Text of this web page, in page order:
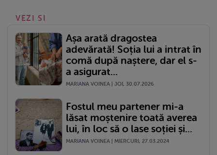
VEZI SI
Așa arată dragostea
adevărată! Soția lui a intrat în
comă după naștere, dar el s-
a asigurat...
MARIANA VOINEA | JOI, 30.07.2026
Fostul meu partener mi-a
lăsat moștenire toată averea
lui, în loc să o lase soției și...
MARIANA VOINEA | MIERCURI, 27.03.2024